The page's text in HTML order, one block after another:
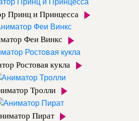
Принц и Принцесса
Феи Винкс
Ростовая кукла
Тролли
Пират